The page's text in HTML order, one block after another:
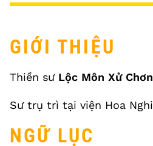
GIỚI THIỆU
Thiền sư Lộc Môn Xử Chơn
Sư trụ trì tại viện Hoa
NGỮ LỤC